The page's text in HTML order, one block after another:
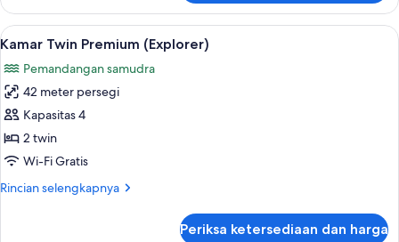
Kamar
Premium,
1
Tidur
King
(Explorer)
Lihat
semua
foto
untuk
Kamar
Twin
Premium
Kamar Twin Premium (Explorer) |
5
Kamar Twin Premium (Explorer)
Pemandangan samudra
42 meter persegi
Kapasitas 4
2 twin
Wi-Fi Gratis
Rincian selengkapnya
Rincian
Periksa ketersediaan dan harga